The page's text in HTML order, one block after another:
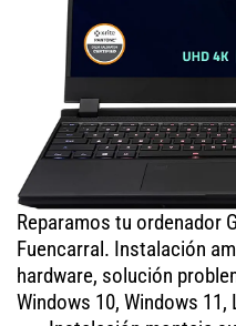
Reparamos tu ordenador
Fuencarral. Instalación
hardware, solución
Windows 10, Windows 11,